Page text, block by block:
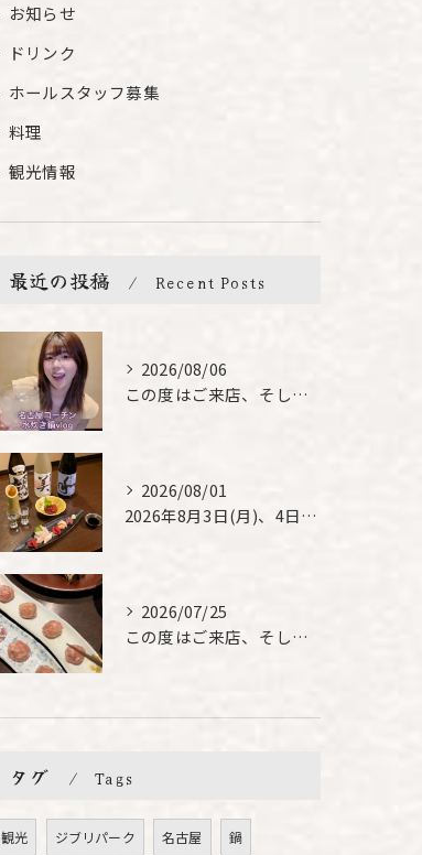
お知らせ
ドリンク
ホールスタッフ募集
料理
観光情報
最近の投稿 Recent Posts
2026/08/06
この度はご来店、そして素敵なご紹介誠にありがとうございます✨...
2026/08/01
2026年8月3日(月)、4日(火)は、臨時休業させて頂きま...
2026/07/25
この度はご来店、そして素敵なご紹介誠にありがとうございます✨...
タグ Tags
観光 ジブリパーク 名古屋 鍋